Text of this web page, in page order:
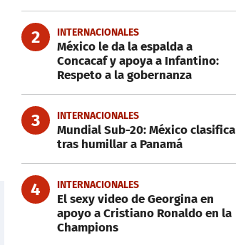
2 INTERNACIONALES
México le da la espalda a
Concacaf y apoya a Infantino:
Respeto a la gobernanza
3 INTERNACIONALES
Mundial Sub-20: México clasifica
tras humillar a Panamá
4 INTERNACIONALES
El sexy video de Georgina en
apoyo a Cristiano Ronaldo en la
Champions